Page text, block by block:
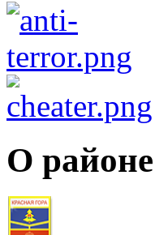
О районе